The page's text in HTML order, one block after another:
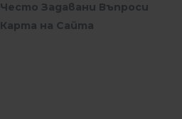
Често Задавани Въпроси
Карта на Сайта